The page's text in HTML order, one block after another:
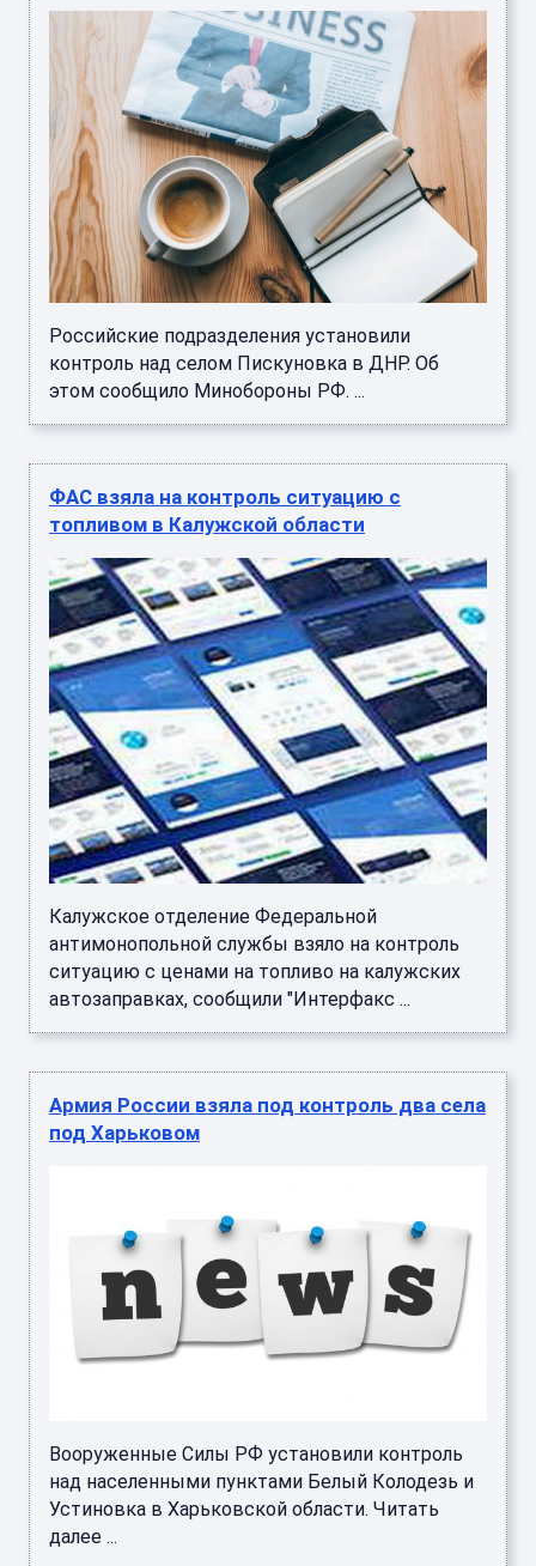
Российские подразделения установили
контроль над селом Пискуновка в ДНР. Об
этом сообщило Минобороны РФ. ...
ФАС взяла на контроль ситуацию с
топливом в Калужской области
Калужское отделение Федеральной
антимонопольной службы взяло на контроль
ситуацию с ценами на топливо на калужских
автозаправках, сообщили "Интерфакс ...
Армия России взяла под контроль два села
под Харьковом
Вооруженные Силы РФ установили контроль
над населенными пунктами Белый Колодезь и
Устиновка в Харьковской области. Читать
далее ...